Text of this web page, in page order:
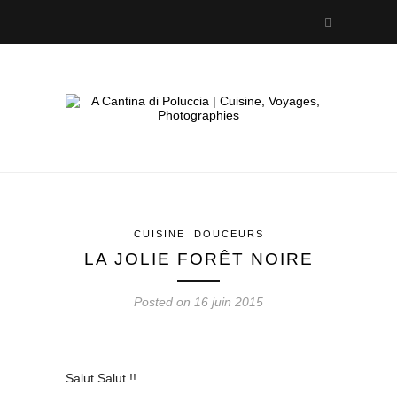
CUISINE DOUCEURS
LA JOLIE FORÊT NOIRE
Posted on 16 juin 2015
Salut Salut !!